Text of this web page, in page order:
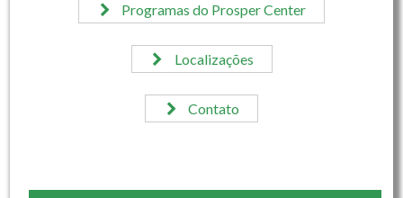
Programas do Prosper Center
Localizações
Contato